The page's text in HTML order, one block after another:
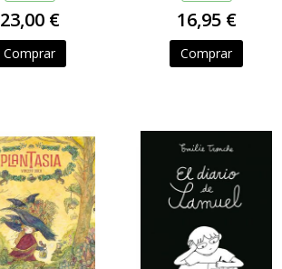
23,00 €
Comprar
16,95 €
Comprar